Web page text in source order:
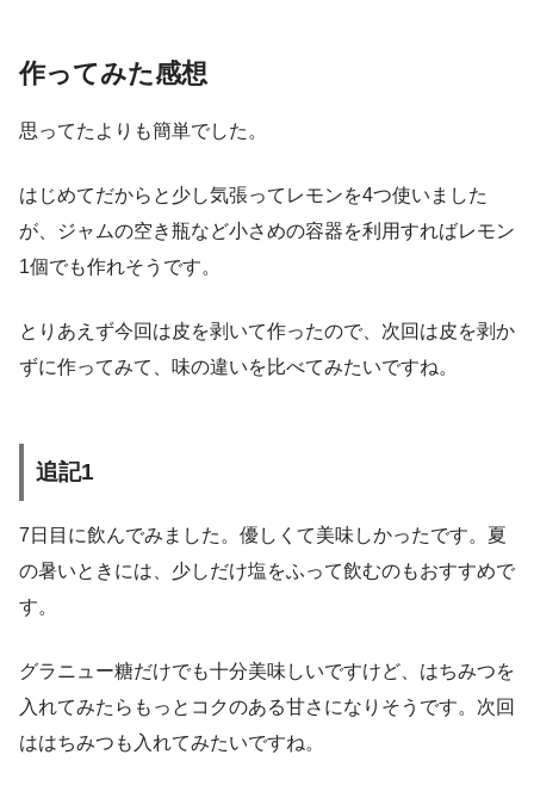
作ってみた感想
思ってたよりも簡単でした。
はじめてだからと少し気張ってレモンを4つ使いました
が、ジャムの空き瓶など小さめの容器を利用すればレモン
1個でも作れそうです。
とりあえず今回は皮を剥いて作ったので、次回は皮を剥か
ずに作ってみて、味の違いを比べてみたいですね。
追記1
7日目に飲んでみました。優しくて美味しかったです。夏
の暑いときには、少しだけ塩をふって飲むのもおすすめで
す。
グラニュー糖だけでも十分美味しいですけど、はちみつを
入れてみたらもっとコクのある甘さになりそうです。次回
ははちみつも入れてみたいですね。